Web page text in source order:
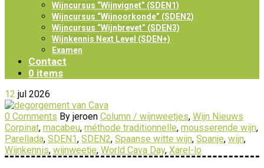
Wijncursus “Wijnvignet” (SDEN1)
Wijncursus “Wijnoorkonde” (SDEN2)
Wijncursus “Wijnbrevet” (SDEN3)
Wijnkennis Next Level (SDEN+)
Examen
Contact
0 items
12 jul 2026
0 Comments By jeroen Column / wijnweetjes, Wijn Nieuws
Corpinat, macabeu, méthode traditionnelle, mousserende wijn,
Parellada, SDEN1, SDEN2, Spaanse witte wijn, Spanje, wijn,
Wijnkennis, wijnweetje, World Cava Day, Xarel-lo